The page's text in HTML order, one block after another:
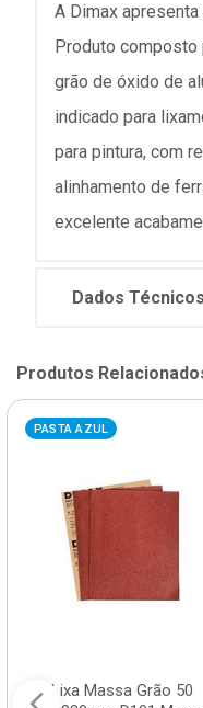
A Dimax
Produto composto
grão de óxido de
indicado para
para pintura, com
alinhamento de
excelente
Dados Técnicos
Produtos
PASTA AZUL
Lixa Massa Grão 50